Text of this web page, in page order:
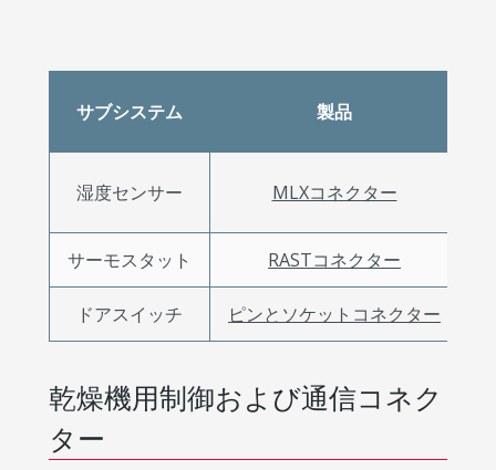
サブシステム 製品
湿度センサー MLXコネクター
サーモスタット RASTコネクター
ドアスイッチ ピンとソケットコネクター
乾燥機用制御および通信コネク
ター